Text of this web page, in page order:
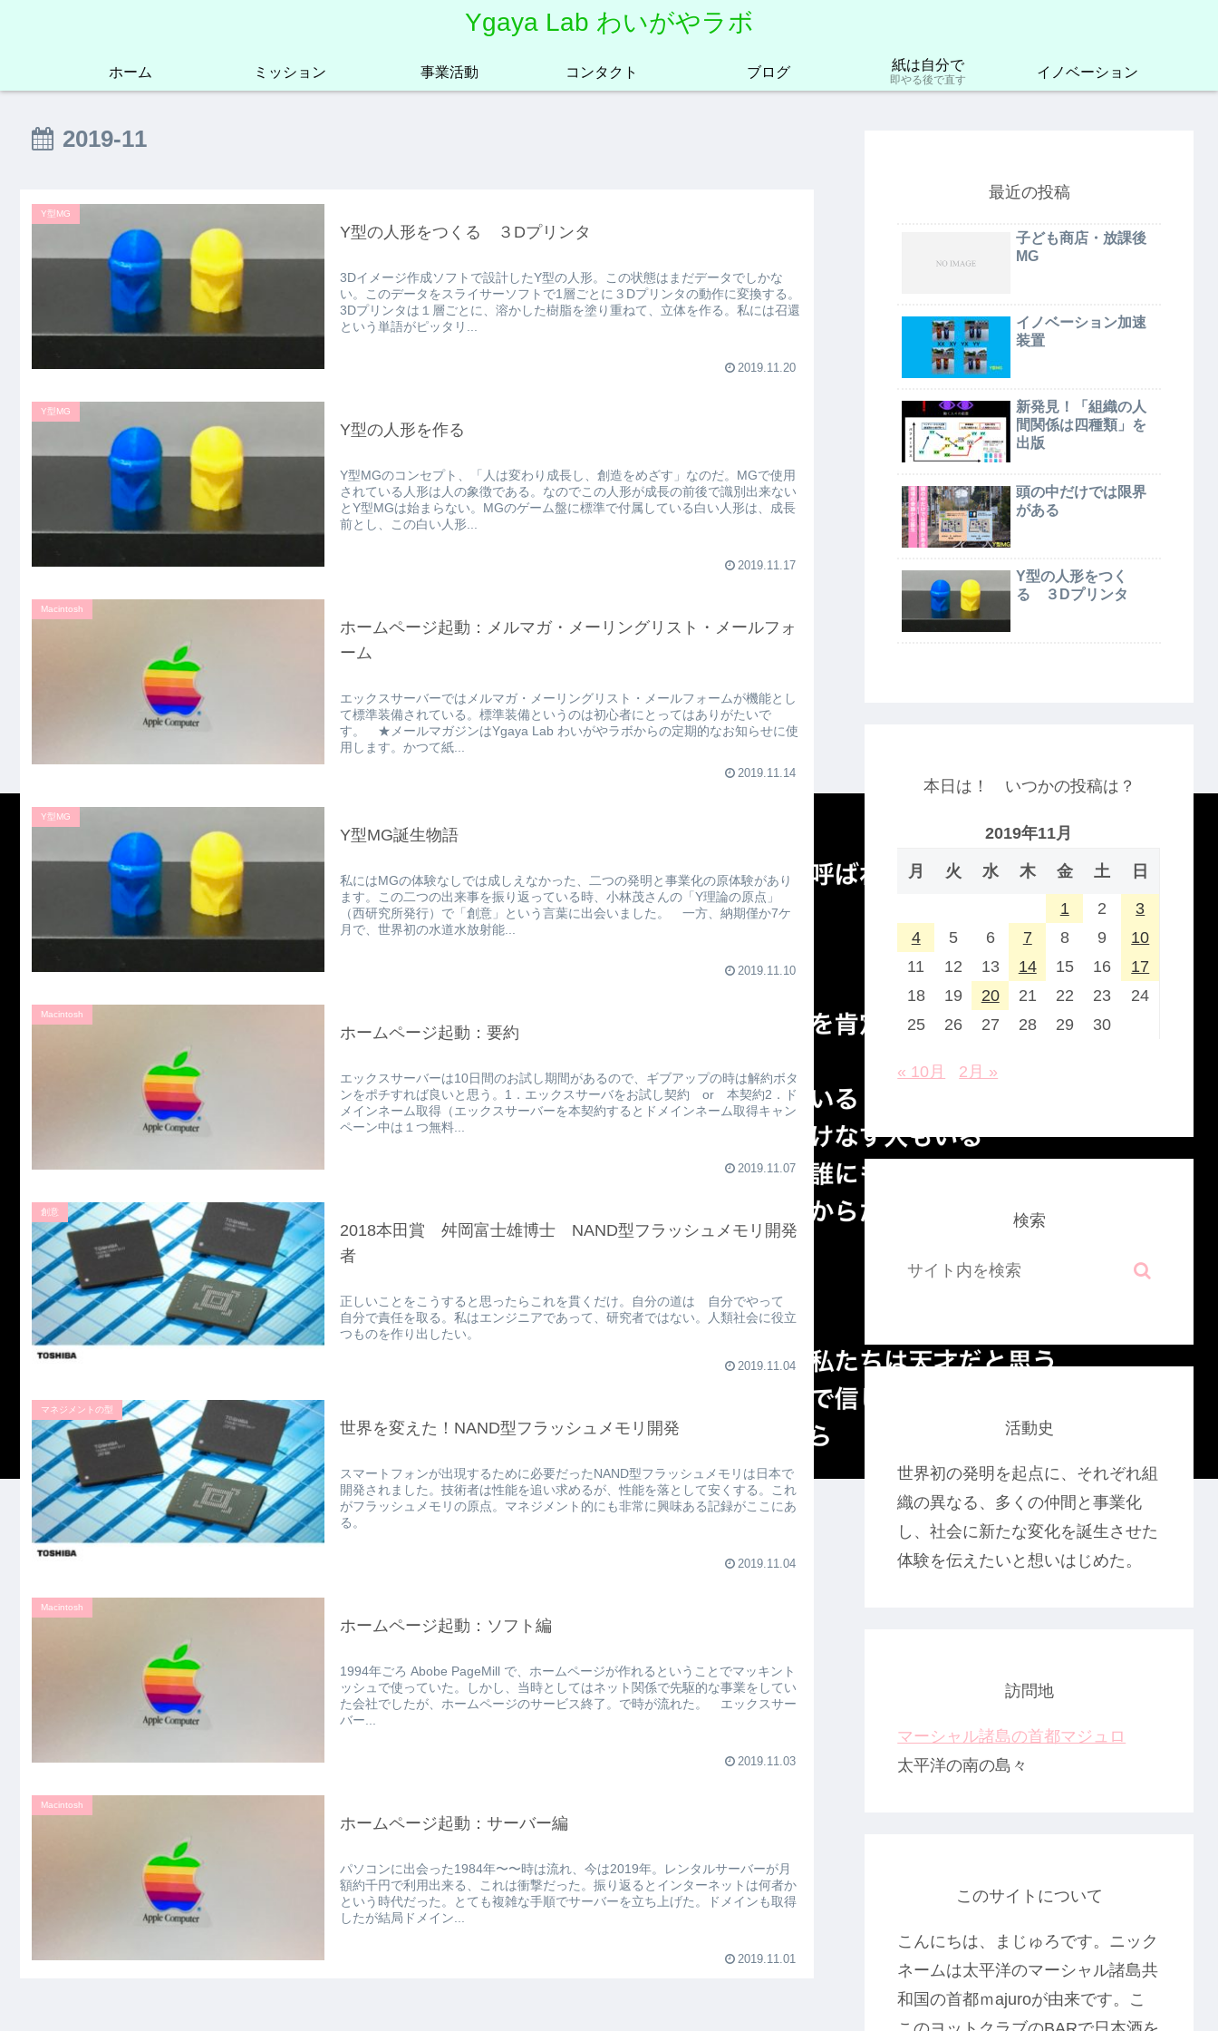
Ygaya Lab わいがやラボ
ホーム ミッション 事業活動 コンタクト ブログ
紙は自分で
即やる後で直す
イノベーション
2019-11
Y型MG
Y型の人形をつくる ３Dプリンタ
3Dイメージ作成ソフトで設計したY型の人形。この状態はまだデータでしかな
い。このデータをスライサーソフトで1層ごとに３Dプリンタの動作に変換する。
3Dプリンタは１層ごとに、溶かした樹脂を塗り重ねて、立体を作る。私には召還
という単語がピッタリ...
2019.11.20
Y型MG
Y型の人形を作る
Y型MGのコンセプト、「人は変わり成長し、創造をめざす」なのだ。MGで使用
されている人形は人の象徴である。なのでこの人形が成長の前後で識別出来ない
とY型MGは始まらない。MGのゲーム盤に標準で付属している白い人形は、成長
前とし、この白い人形...
2019.11.17
Macintosh
ホームページ起動：メルマガ・メーリングリスト・メールフォ
ーム
エックスサーバーではメルマガ・メーリングリスト・メールフォームが機能とし
て標準装備されている。標準装備というのは初心者にとってはありがたいで
す。 ★メールマガジンはYgaya Lab わいがやラボからの定期的なお知らせに使
用します。かつて紙...
2019.11.14
Y型MG
Y型MG誕生物語
私にはMGの体験なしでは成しえなかった、二つの発明と事業化の原体験があり
ます。この二つの出来事を振り返っている時、小林茂さんの「Y理論の原点」
（西研究所発行）で「創意」という言葉に出会いました。 一方、納期僅か7ケ
月で、世界初の水道水放射能...
2019.11.10
Macintosh
ホームページ起動：要約
エックスサーバーは10日間のお試し期間があるので、ギブアップの時は解約ボタ
ンをポチすれば良いと思う。1．エックスサーバをお試し契約 or 本契約2．ド
メインネーム取得（エックスサーバーを本契約するとドメインネーム取得キャン
ペーン中は１つ無料...
2019.11.07
創意
2018本田賞 舛岡富士雄博士 NAND型フラッシュメモリ開発
者
正しいことをこうすると思ったらこれを貫くだけ。自分の道は 自分でやって
自分で責任を取る。私はエンジニアであって、研究者ではない。人類社会に役立
つものを作り出したい。
2019.11.04
マネジメントの型
世界を変えた！NAND型フラッシュメモリ開発
スマートフォンが出現するために必要だったNAND型フラッシュメモリは日本で
開発されました。技術者は性能を追い求めるが、性能を落として安くする。これ
がフラッシュメモリの原点。マネジメント的にも非常に興味ある記録がここにあ
る。
2019.11.04
Macintosh
ホームページ起動：ソフト編
1994年ごろ Abobe PageMill で、ホームページが作れるということでマッキント
ッシュで使っていた。しかし、当時としてはネット関係で先駆的な事業をしてい
た会社でしたが、ホームページのサービス終了。で時が流れた。 エックスサー
バー...
2019.11.03
Macintosh
ホームページ起動：サーバー編
パソコンに出会った1984年〜〜時は流れ、今は2019年。レンタルサーバーが月
額約千円で利用出来る、これは衝撃だった。振り返るとインターネットは何者か
という時代だった。とても複雑な手順でサーバーを立ち上げた。ドメインも取得
したが結局ドメイン...
2019.11.01
最近の投稿
子ども商店・放課後
MG
イノベーション加速
装置
新発見！「組織の人
間関係は四種類」を
出版
頭の中だけでは限界
がある
Y型の人形をつく
る ３Dプリンタ
本日は！ いつかの投稿は？
2019年11月
月 火 水 木 金 土 日
1 2
3
4
5 6 7 8 9
10
11
12 13 14 15 16
17
18
19 20 21 22 23
24
25
26 27 28 29 30
« 10月 2月 »
検索
活動史
世界初の発明を起点に、それぞれ組
織の異なる、多くの仲間と事業化
し、社会に新たな変化を誕生させた
体験を伝えたいと想いはじめた。
訪問地
マーシャル諸島の首都マジュロ
太平洋の南の島々
このサイトについて
こんにちは、まじゅろです。ニック
ネームは太平洋のマーシャル諸島共
和国の首都ｍajuroが由来です。こ